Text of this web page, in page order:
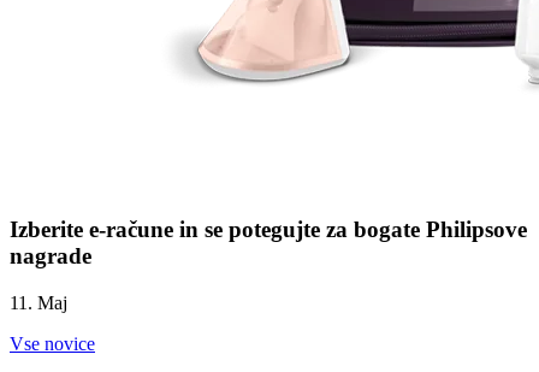
Izberite e-račune in se potegujte za bogate Philipsove
nagrade
11. Maj
Vse novice